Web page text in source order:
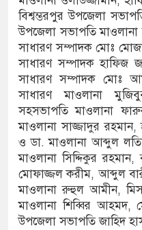
বিশ্বম্ভরপুর উপজেলা
উপজেলা সভাপতি
সাধারণ সম্পাদক মোঃ
সাধারণ সম্পাদক হাফিজ
সাধারণ সম্পাদক মোঃ
সাধারণ মাওলানা
সহসভাপতি মাওলানা
মাওলানা সাজ্জাদুর
ও ডা. মাওলানা আব্দুল
মাওলানা সিদ্দিকুর
মোফাজ্জল করীম, আব্দুল
মাওলানা রুহুল আমীন,
মাওলানা শিব্বির আহমদ,
উপজেলা সভাপতি জাহিদ